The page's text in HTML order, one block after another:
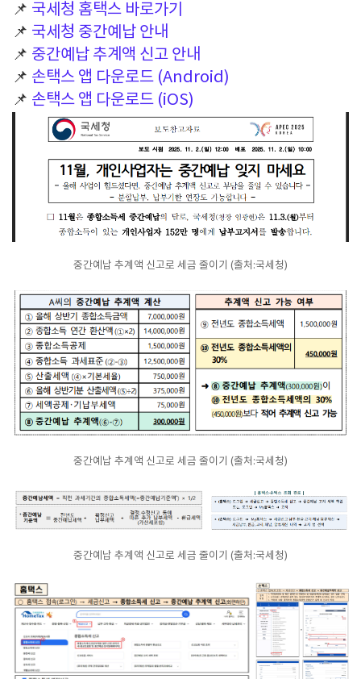
📌 국세청 홈택스 바로가기
📌 국세청 중간예납 안내
📌 중간예납 추계액 신고 안내
📌 손택스 앱 다운로드 (Android)
📌 손택스 앱 다운로드 (iOS)
중간예납 추계액 신고로 세금 줄이기 (출처:국세청)
중간예납 추계액 신고로 세금 줄이기 (출처:국세청)
중간예납 추계액 신고로 세금 줄이기 (출처:국세청)